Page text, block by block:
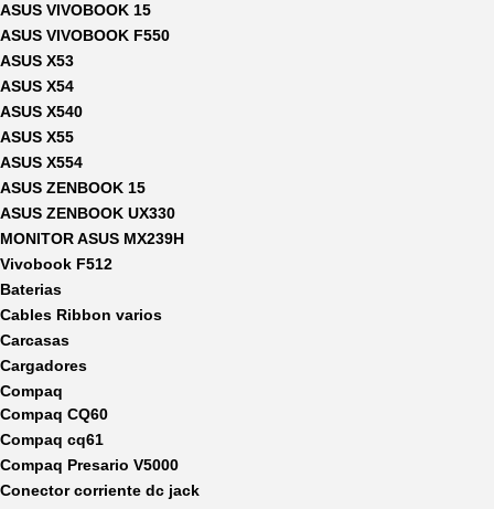
ASUS VIVOBOOK 15
ASUS VIVOBOOK F550
ASUS X53
ASUS X54
ASUS X540
ASUS X55
ASUS X554
ASUS ZENBOOK 15
ASUS ZENBOOK UX330
MONITOR ASUS MX239H
Vivobook F512
Baterias
Cables Ribbon varios
Carcasas
Cargadores
Compaq
Compaq CQ60
Compaq cq61
Compaq Presario V5000
Conector corriente dc jack